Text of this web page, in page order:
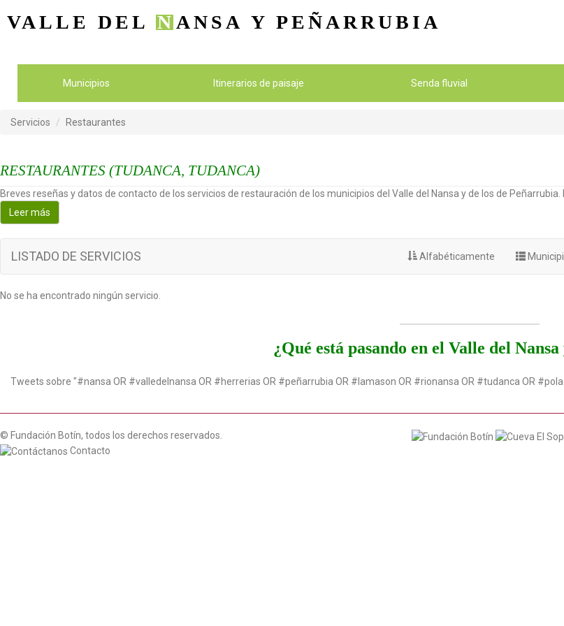
VALLE DEL NANSA Y PEÑARRUBIA
Municipios Itinerarios de paisaje Senda fluvial
Servicios Restaurantes
RESTAURANTES (TUDANCA, TUDANCA)
Breves reseñas y datos de contacto de los servicios de restauración de los municipios del Valle del Nansa y de los de
Leer más
LISTADO DE SERVICIOS Alfabéticamente
No se ha encontrado ningún servicio.
¿Qué está pasando en el Valle del
Tweets sobre "#nansa OR #valledelnansa OR #herrerias OR #peñarrubia OR #lamason OR #rionansa OR #tudanca OR
© Fundación Botín, todos los derechos reservados.
Contacto